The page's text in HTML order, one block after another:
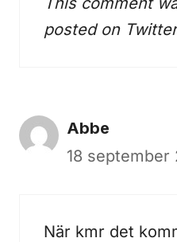
posted on Twitter
Abbe
18 september
När kmr det